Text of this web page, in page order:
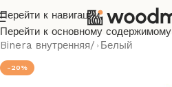
Перейти к навигации
Перейти к основному содержимому
Главная/ Розетки и выключатели/
Binera внутренняя/ Белый
-20%